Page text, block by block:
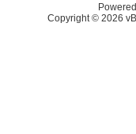
Copyright © 2026